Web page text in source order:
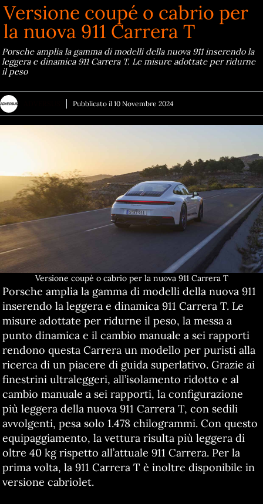
Versione coupé o cabrio per
la nuova 911 Carrera T
Porsche amplia la gamma di modelli della nuova 911 inserendo la
leggera e dinamica 911 Carrera T. Le misure adottate per ridurne
il peso
Pubblicato il 10 Novembre 2024
Versione coupé o cabrio per la nuova 911 Carrera T
Porsche amplia la gamma di modelli della nuova 911
inserendo la leggera e dinamica 911 Carrera T. Le
misure adottate per ridurne il peso, la messa a
punto dinamica e il cambio manuale a sei rapporti
rendono questa Carrera un modello per puristi alla
ricerca di un piacere di guida superlativo. Grazie ai
finestrini ultraleggeri, all’isolamento ridotto e al
cambio manuale a sei rapporti, la configurazione
più leggera della nuova 911 Carrera T, con sedili
avvolgenti, pesa solo 1.478 chilogrammi. Con questo
equipaggiamento, la vettura risulta più leggera di
oltre 40 kg rispetto all’attuale 911 Carrera. Per la
prima volta, la 911 Carrera T è inoltre disponibile in
versione cabriolet.